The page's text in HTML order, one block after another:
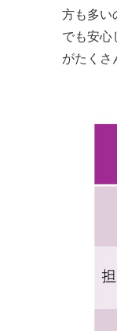
方も多い
でも安心
がたくさ